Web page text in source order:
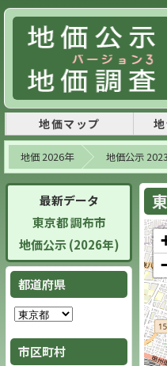
地価マップ
地価 2026年 地価公示
最新データ
東京都 調布市
地価公示 (2026年)
都道府県
市区町村